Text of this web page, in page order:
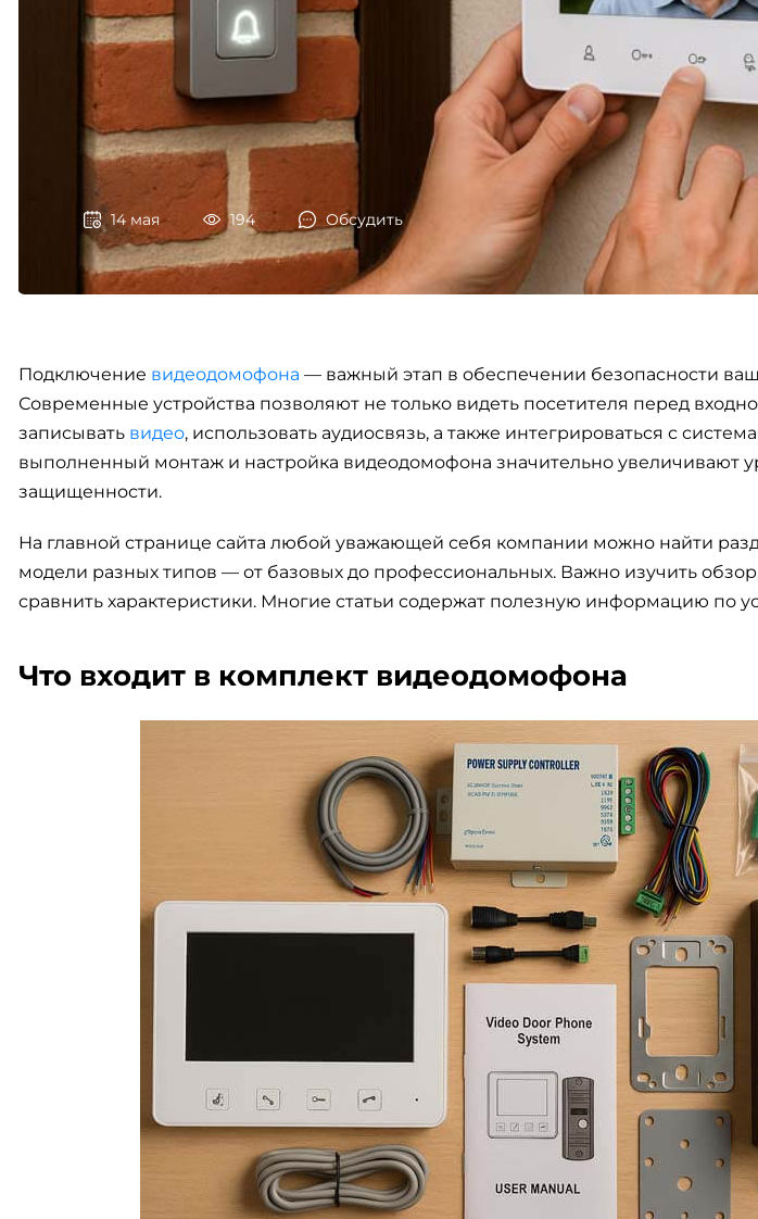
14 мая 194 Обсудить
Подключение видеодомофона — важный этап в обеспечении безопасности
Современные устройства позволяют не только видеть посетителя перед
записывать видео, использовать аудиосвязь, а также интегрироваться с
выполненный монтаж и настройка видеодомофона значительно увеличивают
защищенности.
На главной странице сайта любой уважающей себя компании можно найти
модели разных типов — от базовых до профессиональных. Важно изучить
сравнить характеристики. Многие статьи содержат полезную информацию по
Что входит в комплект видеодомофона